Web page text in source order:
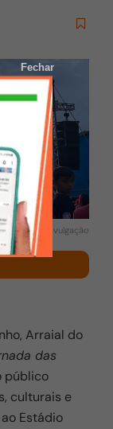
Divulgação
Arraial do
das
público
culturais e
Estádio
Fechar